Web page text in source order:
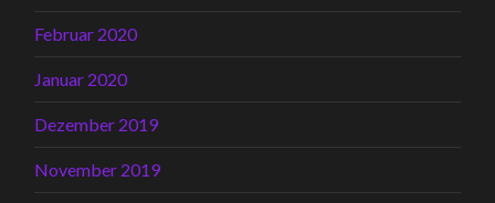
Februar 2020
Januar 2020
Dezember 2019
November 2019